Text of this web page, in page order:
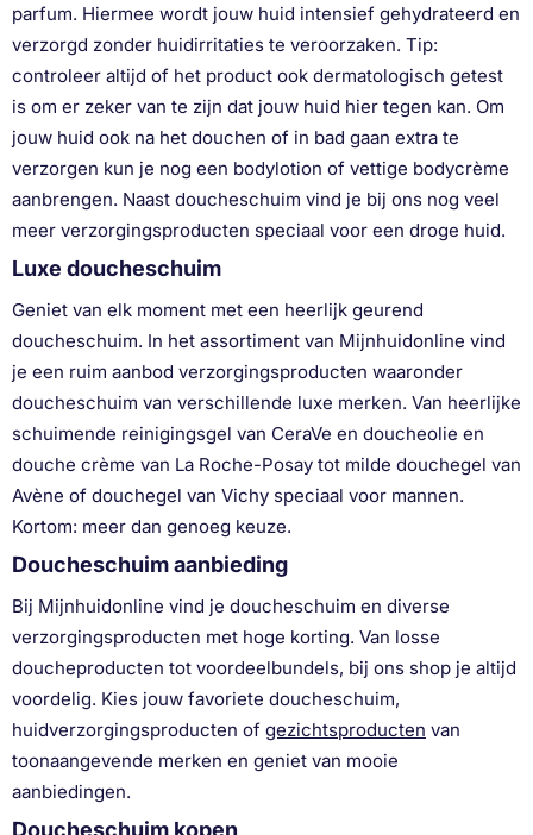
parfum. Hiermee wordt jouw huid intensief gehydrateerd en
verzorgd zonder huidirritaties te veroorzaken. Tip:
controleer altijd of het product ook dermatologisch getest
is om er zeker van te zijn dat jouw huid hier tegen kan. Om
jouw huid ook na het douchen of in bad gaan extra te
verzorgen kun je nog een bodylotion of vettige bodycrème
aanbrengen. Naast doucheschuim vind je bij ons nog veel
meer verzorgingsproducten speciaal voor een droge huid.
Luxe doucheschuim
Geniet van elk moment met een heerlijk geurend
doucheschuim. In het assortiment van Mijnhuidonline vind
je een ruim aanbod verzorgingsproducten waaronder
doucheschuim van verschillende luxe merken. Van heerlijke
schuimende reinigingsgel van CeraVe en doucheolie en
douche crème van La Roche-Posay tot milde douchegel van
Avène of douchegel van Vichy speciaal voor mannen.
Kortom: meer dan genoeg keuze.
Doucheschuim aanbieding
Bij Mijnhuidonline vind je doucheschuim en diverse
verzorgingsproducten met hoge korting. Van losse
doucheproducten tot voordeelbundels, bij ons shop je altijd
voordelig. Kies jouw favoriete doucheschuim,
huidverzorgingsproducten of gezichtsproducten van
toonaangevende merken en geniet van mooie
aanbiedingen.
Doucheschuim kopen